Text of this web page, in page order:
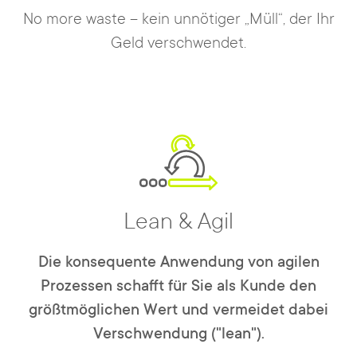
No more waste – kein unnötiger „Müll“, der Ihr
Geld verschwendet.
Lean & Agil
Die konsequente Anwendung von agilen
Prozessen schafft für Sie als Kunde den
größtmöglichen Wert und vermeidet dabei
Verschwendung ("lean").